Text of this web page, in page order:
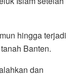
hingga terjadi
Banten.
dan